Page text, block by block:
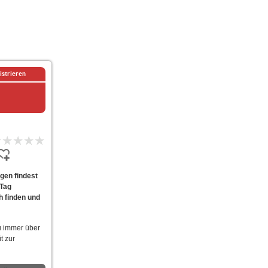
findest
finden und
immer über
zur